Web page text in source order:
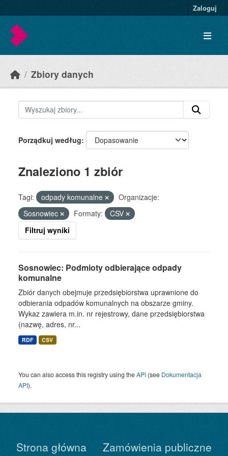
Zaloguj
Zbiory danych
Porządkuj według
Znaleziono 1 zbiór
Tagi: odpady komunalne
Organizacje:
Sosnowiec
Formaty:
CSV
Filtruj wyniki
Sosnowiec: Podmioty odbierające odpady
komunalne
Zbiór danych obejmuje przedsiębiorstwa uprawnione do
odbierania odpadów komunalnych na obszarze gminy.
Wykaz zawiera m.in. nr rejestrowy, dane przedsiębiorstwa
(nazwę, adres, nr...
RDF CSV
You can also access this registry using theAPI (see Dokumentacja
API).
Strona główna Zamówienia publiczne